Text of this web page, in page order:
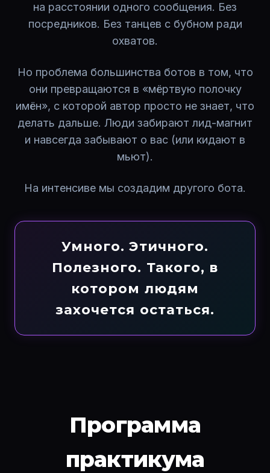
на расстоянии одного сообщения. Без
посредников. Без танцев с бубном ради
охватов.
Но проблема большинства ботов в том, что
они превращаются в «мёртвую полочку
имён», с которой автор просто не знает, что
делать дальше. Люди забирают лид-магнит
и навсегда забывают о вас (или кидают в
мьют).
На интенсиве мы создадим другого бота.
Умного. Этичного.
Полезного. Такого, в
котором людям
захочется остаться.
Программа
практикума